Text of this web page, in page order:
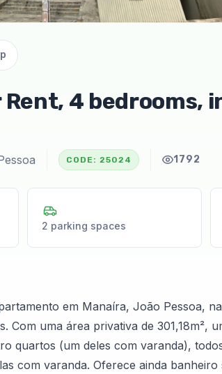
4 bedrooms,
CODE: 25024 1792
2 parking spaces
em Manaíra, João Pessoa,
Com uma área privativa de 301,18m²,
quartos (um deles com varanda),
com varanda. Oferece ainda